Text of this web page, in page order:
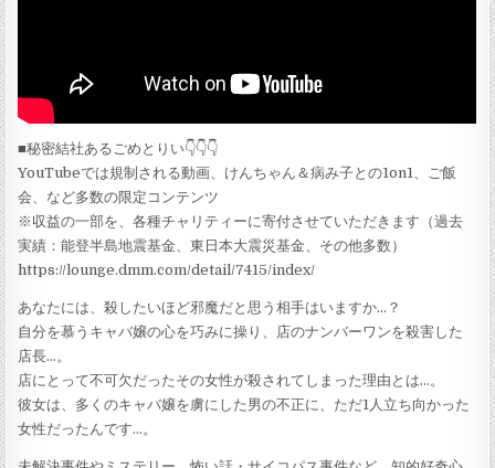
■秘密結社あるごめとりい👇️👇️👇️
YouTubeでは規制される動画、けんちゃん＆病み子との1on1、ご飯
会、など多数の限定コンテンツ
※収益の一部を、各種チャリティーに寄付させていただきます（過去
実績：能登半島地震基金、東日本大震災基金、その他多数）
https://lounge.dmm.com/detail/7415/index/
あなたには、殺したいほど邪魔だと思う相手はいますか…？
自分を慕うキャバ嬢の心を巧みに操り、店のナンバーワンを殺害した
店長…。
店にとって不可欠だったその女性が殺されてしまった理由とは…。
彼女は、多くのキャバ嬢を虜にした男の不正に、ただ1人立ち向かった
女性だったんです…。